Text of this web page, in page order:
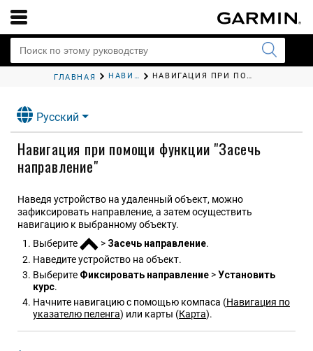
ГЛАВНАЯ НАВИГАЦИЯ НАВИГАЦИЯ ПРИ ПОМОЩИ ФУНКЦИИ "ЗАСЕЧЬ НАПРАВЛЕНИЕ"
Русский
Навигация при помощи функции "Засечь
направление"
Наведя устройство на удаленный объект, можно
зафиксировать направление, а затем осуществить
навигацию к выбранному объекту.
Выберите
> Засечь направление.
Наведите устройство на объект.
Выберите Фиксировать направление >Установить
курс.
Начните навигацию с помощью компаса (Навигация по
указателю пеленга) или карты (Карта).